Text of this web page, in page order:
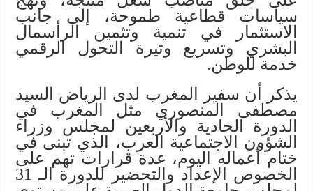
سياسات قطاعية طموحة، إلى جانب
الاستثمار في تنمية وتثمين الرأسمال
البشري وتسريع وتيرة التحول الرقمي
خدمة للوطن.
يذكر أن سفير المغرب لدى الرياض السيد
مصطفى المنصوري مثل المغرب في
الدورة الحادية والأربعين لمجلس وزراء
الشؤون الاجتماعية العرب، الذي تبنى في
ختام أعماله اليوم، عدة قرارات تهم على
الخصوص الإعداد والتحضير للدورة الـ 31